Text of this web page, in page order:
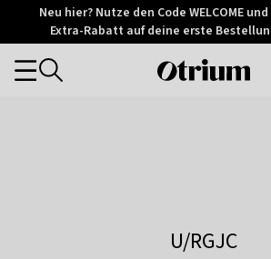
Otrium
Trustpilot
Neu hier? Nutze den Code WELCOME
Extra-Rabatt auf deine erste
Otrium
Categories
U/RGJC